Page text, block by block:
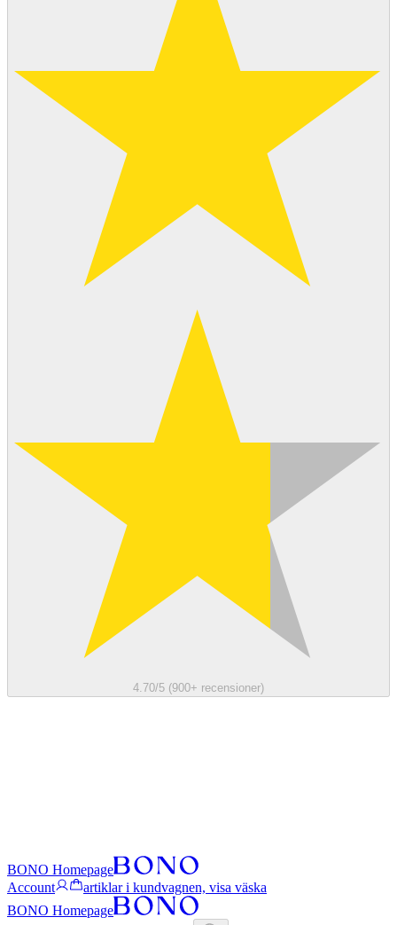
4.70/5 (900+ recensioner)
BONO Homepage
Account
artiklar i kundvagnen, visa väska
BONO Homepage